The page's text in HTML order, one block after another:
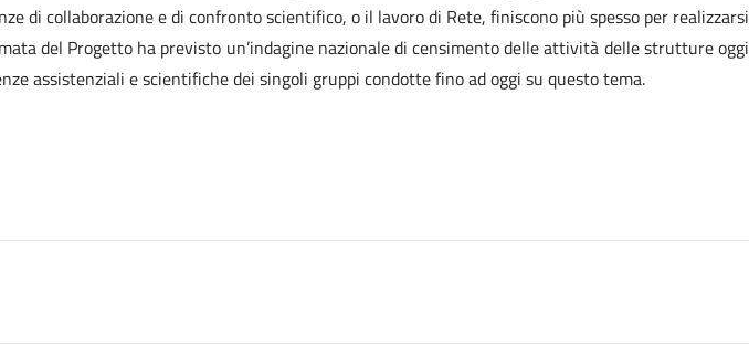
di collaborazione e di confronto scientifico, o il lavoro di Rete, finiscono più spesso per realizzarsi
del Progetto ha previsto un’indagine nazionale di censimento delle attività delle strutture oggi
assistenziali e scientifiche dei singoli gruppi condotte fino ad oggi su questo tema.